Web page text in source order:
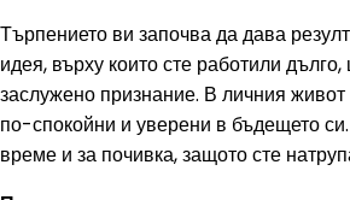
Търпението ви започва да дава
идея, върху които сте работили
заслужено признание. В личния
по-спокойни и уверени в бъдещето
време и за почивка, защото сте